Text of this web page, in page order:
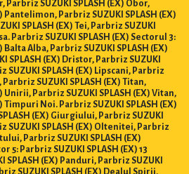
Parbriz SUZUKI SPLASH (EX) Obor,
Pantelimon, Parbriz SUZUKI SPLASH (EX)
SPLASH (EX) Tei, Parbriz SUZUKI
Parbriz SUZUKI SPLASH (EX) Sectorul 3:
Balta Alba, Parbriz SUZUKI SPLASH (EX)
SPLASH (EX) Dristor, Parbriz SUZUKI
SUZUKI SPLASH (EX) Lipscani, Parbriz
Parbriz SUZUKI SPLASH (EX) Titan,
Unirii, Parbriz SUZUKI SPLASH (EX) Vitan,
Timpuri Noi. Parbriz SUZUKI SPLASH (EX)
(EX) Giurgiului, Parbriz SUZUKI
SUZUKI SPLASH (EX) Oltenitei, Parbriz
Parbriz SUZUKI SPLASH (EX)
5: Parbriz SUZUKI SPLASH (EX) 13
(EX) Panduri, Parbriz SUZUKI
SUZUKI SPLASH (EX) Dealul Spirii,